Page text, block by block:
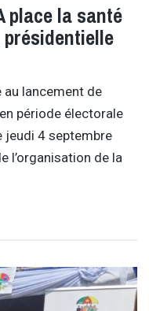
place la santé
lancement de
période électorale
jeudi 4 septembre
l’organisation de la